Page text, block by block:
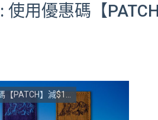
使用優惠碼【
】減$10即換購【獅子山布章】